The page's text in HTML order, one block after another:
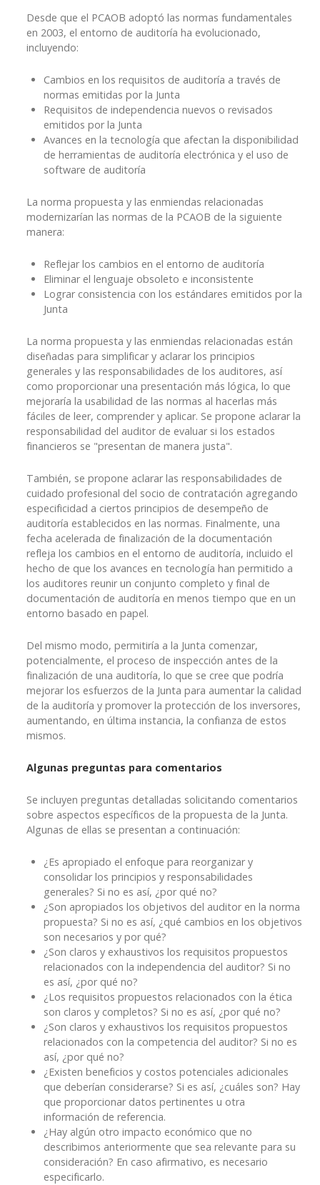
Desde que el PCAOB adoptó las normas fundamentales
en 2003, el entorno de auditoría ha evolucionado,
incluyendo:
Cambios en los requisitos de auditoría a través de
normas emitidas por la Junta
Requisitos de independencia nuevos o revisados
emitidos por la Junta
Avances en la tecnología que afectan la disponibilidad
de herramientas de auditoría electrónica y el uso de
software de auditoría
La norma propuesta y las enmiendas relacionadas
modernizarían las normas de la PCAOB de la siguiente
manera:
Reflejar los cambios en el entorno de auditoría
Eliminar el lenguaje obsoleto e inconsistente
Lograr consistencia con los estándares emitidos por la
Junta
La norma propuesta y las enmiendas relacionadas están
diseñadas para simplificar y aclarar los principios
generales y las responsabilidades de los auditores, así
como proporcionar una presentación más lógica, lo que
mejoraría la usabilidad de las normas al hacerlas más
fáciles de leer, comprender y aplicar. Se propone aclarar la
responsabilidad del auditor de evaluar si los estados
financieros se "presentan de manera justa".
También, se propone aclarar las responsabilidades de
cuidado profesional del socio de contratación agregando
especificidad a ciertos principios de desempeño de
auditoría establecidos en las normas. Finalmente, una
fecha acelerada de finalización de la documentación
refleja los cambios en el entorno de auditoría, incluido el
hecho de que los avances en tecnología han permitido a
los auditores reunir un conjunto completo y final de
documentación de auditoría en menos tiempo que en un
entorno basado en papel.
Del mismo modo, permitiría a la Junta comenzar,
potencialmente, el proceso de inspección antes de la
finalización de una auditoría, lo que se cree que podría
mejorar los esfuerzos de la Junta para aumentar la calidad
de la auditoría y promover la protección de los inversores,
aumentando, en última instancia, la confianza de estos
mismos.
Algunas preguntas para comentarios
Se incluyen preguntas detalladas solicitando comentarios
sobre aspectos específicos de la propuesta de la Junta.
Algunas de ellas se presentan a continuación:
¿Es apropiado el enfoque para reorganizar y
consolidar los principios y responsabilidades
generales? Si no es así, ¿por qué no?
¿Son apropiados los objetivos del auditor en la norma
propuesta? Si no es así, ¿qué cambios en los objetivos
son necesarios y por qué?
¿Son claros y exhaustivos los requisitos propuestos
relacionados con la independencia del auditor? Si no
es así, ¿por qué no?
¿Los requisitos propuestos relacionados con la ética
son claros y completos? Si no es así, ¿por qué no?
¿Son claros y exhaustivos los requisitos propuestos
relacionados con la competencia del auditor? Si no es
así, ¿por qué no?
¿Existen beneficios y costos potenciales adicionales
que deberían considerarse? Si es así, ¿cuáles son? Hay
que proporcionar datos pertinentes u otra
información de referencia.
¿Hay algún otro impacto económico que no
describimos anteriormente que sea relevante para su
consideración? En caso afirmativo, es necesario
especificarlo.